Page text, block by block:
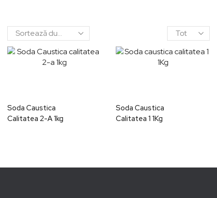
Soda Caustica
Calitatea 2-A 1kg
Soda Caustica
Calitatea 1 1Kg